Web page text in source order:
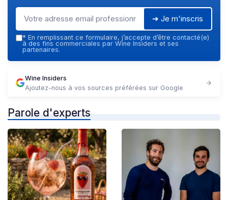
➔ Je m'inscris
* En remplissant ce formulaire, j’accepte d’être contacté(e)
à des fins commerciales par Wine Insiders et ses
partenaires.
Wine Insiders
Ajoutez-nous à vos sources préférées sur Google
Parole d'experts